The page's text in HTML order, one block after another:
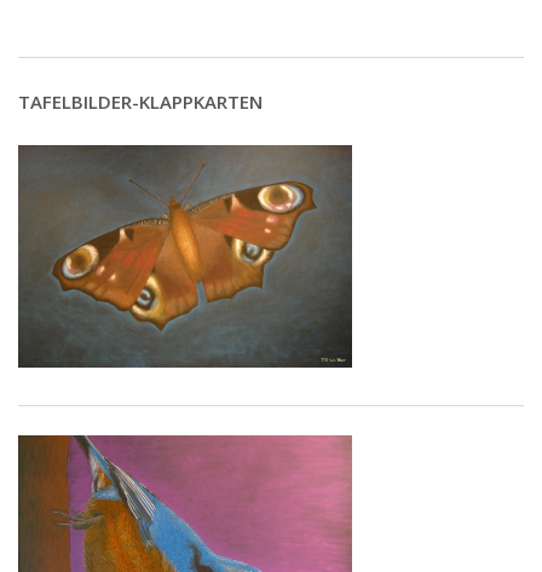
TAFELBILDER-KLAPPKARTEN